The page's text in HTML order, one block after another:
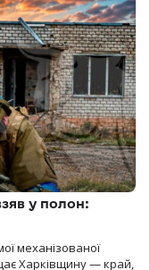
у полон:
механізованої
Харківщину — край,